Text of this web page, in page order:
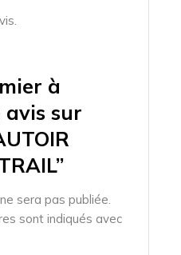
à
sur
sera pas publiée.
sont indiqués avec